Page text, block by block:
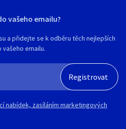
vašeho emailu?
a přidejte se k odběru těch nejlepších
emailu.
nabídek, zasíláním marketingových